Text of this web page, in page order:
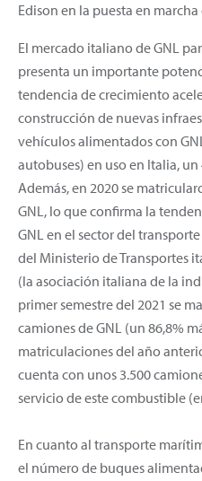
Edison en la puesta en
El mercado italiano de GNL
presenta un importante
tendencia de crecimiento
construcción de nuevas
vehículos alimentados con
autobuses) en uso en Italia, un
Además, en 2020 se
GNL, lo que confirma la
GNL en el sector del
del Ministerio de Transportes
(la asociación italiana de la
primer semestre del 2021 se
camiones de GNL (un 86,8%
matriculaciones del año
cuenta con unos 3.500
servicio de este combustible
En cuanto al transporte
el número de buques